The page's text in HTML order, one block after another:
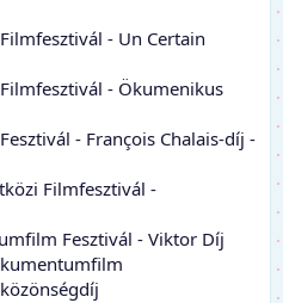
- Un Certain
- Ökumenikus
- François Chalais-díj -
Filmfesztivál -
Fesztivál - Viktor Díj